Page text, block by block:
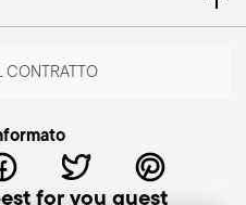
Integrità: Verificare
Una posateria
pericolosa
se la parte
CONTRATTO
for you guest